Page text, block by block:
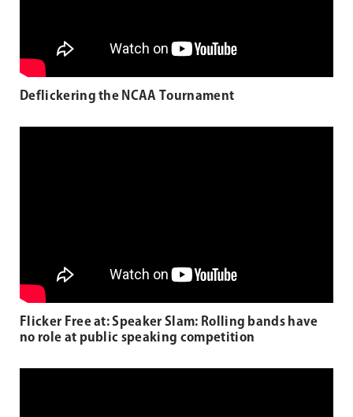
Deflickering the NCAA Tournament
Flicker Free at: Speaker Slam: Rolling bands have
no role at public speaking competition